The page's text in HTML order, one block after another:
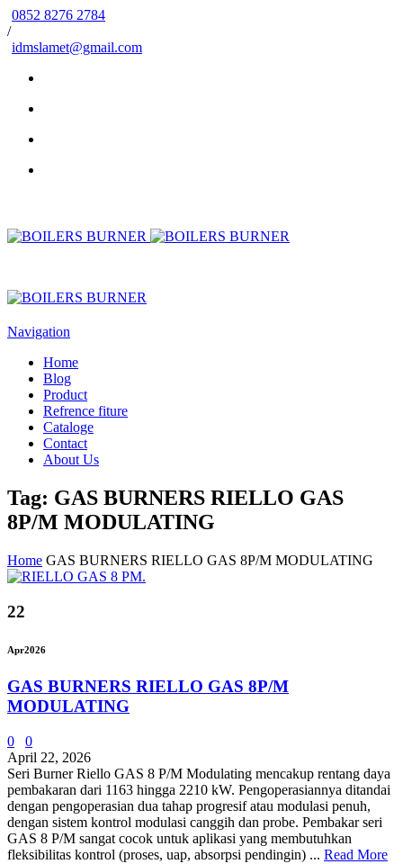
0852 8276 2784
/
idmslamet@gmail.com
Navigation
Home
Blog
Product
Refrence fiture
Cataloge
Contact
About Us
Tag: GAS BURNERS RIELLO GAS
8P/M MODULATING
Home GAS BURNERS RIELLO GAS 8P/M MODULATING
22
Apr2026
GAS BURNERS RIELLO GAS 8P/M
MODULATING
0
0
April 22, 2026
Seri Burner Riello GAS 8 P/M Modulating mencakup rentang daya
pembakaran dari 1163 hingga 2210 kW. Pengoperasiannya ditandai
dengan pengoperasian dua tahap progresif atau modulasi penuh,
dengan sistem kontrol modulasi canggih dan probe. Pembakar seri
GAS 8 P/M sangat cocok untuk aplikasi yang membutuhkan
fleksibilitas kontrol (proses, uap, absorpsi pendingin) ... Read More